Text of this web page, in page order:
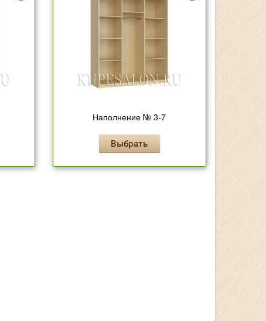
Наполнение № 3-7
Выбрать